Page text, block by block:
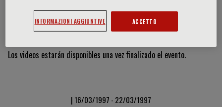
Vídeos y diapositivas
Los videos estarán disponibles una vez finalizado el evento.
| 16/03/1997 - 22/03/1997
INFORMAZIONI AGGIUNTIVE ACCETTO